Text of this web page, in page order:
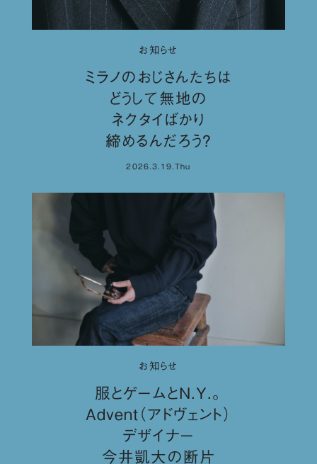
お知らせ
ミラノのおじさんたちは
どうして無地の
ネクタイばかり
締めるんだろう？
2026.3.19.Thu
お知らせ
服とゲームとN.Y.。
Advent（アドヴェント）
デザイナー
今井凱大の断片